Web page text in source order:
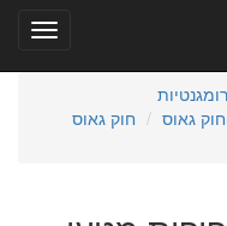
גאוס
חוק גאוס